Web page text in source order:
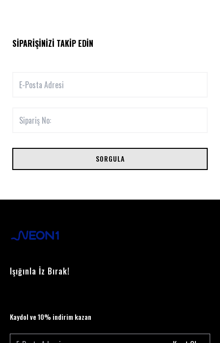
SIPARIŞINIZI TAKIP EDIN
SORGULA
Işığınla İz Bırak!
Kaydol ve 10% indirim kazan